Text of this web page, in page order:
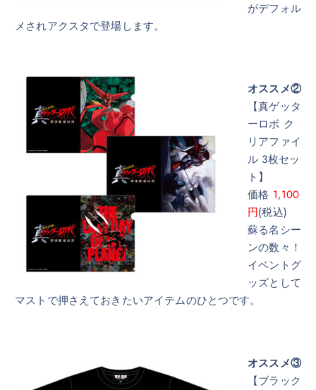
がデフォル
メされアクスタで登場します。
オススメ②
【真ゲッタ
ーロボ ク
リアファイ
ル 3枚セッ
ト】
価格 1,100
円(税込)
蘇る名シー
ンの数々！
イベントグ
ッズとして
マストで押さえておきたいアイテムのひとつです。
オススメ③
【ブラック